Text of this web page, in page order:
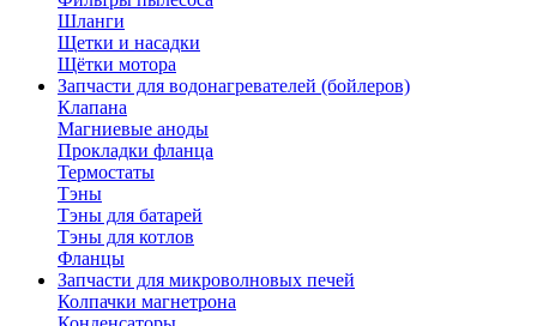
Шланги
Щетки и насадки
Щётки мотора
Запчасти для водонагревателей (бойлеров)
Клапана
Магниевые аноды
Прокладки фланца
Термостаты
Тэны
Тэны для батарей
Тэны для котлов
Фланцы
Запчасти для микроволновых печей
Колпачки магнетрона